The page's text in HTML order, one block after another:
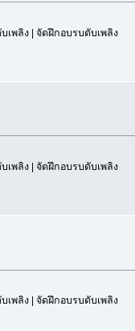
เพลิง | จัดฝึกอบรบดับเพลิง
เพลิง | จัดฝึกอบรบดับเพลิง
เพลิง | จัดฝึกอบรบดับเพลิง